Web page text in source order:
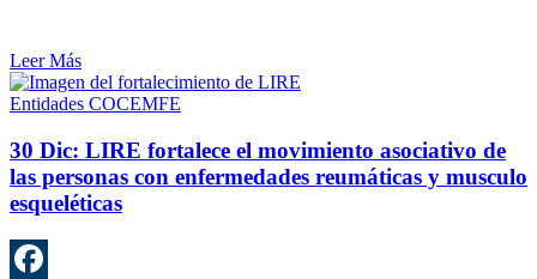
Leer Más
Entidades COCEMFE
30 Dic: LIRE fortalece el movimiento asociativo de
las personas con enfermedades reumáticas y musculo
esqueléticas